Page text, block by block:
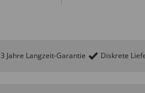
3 Jahre Langzeit-Garantie Diskrete